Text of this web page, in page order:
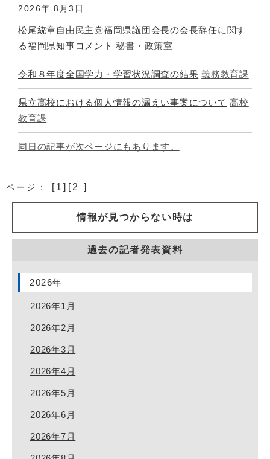
2026年 8月3日
松尾統章自由民主党福岡県議団会長の会長辞任に関す
る福岡県知事コメント 秘書・政策室
令和８年度全国学力・学習状況調査の結果 義務教育課
県立高校における個人情報の漏えい事案について 高校
教育課
同日の記事が次ページにもあります。
ページ： [1][2 ]
情報が見つからない時は
過去の記者発表資料
2026年
2026年1月
2026年2月
2026年3月
2026年4月
2026年5月
2026年6月
2026年7月